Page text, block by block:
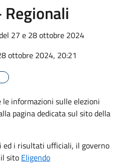
27 e 28 ottobre 2024
ottobre 2024, 20:21
informazioni sulle elezioni
pagina dedicata sul sito della
ed i risultati ufficiali, il governo
sito Eligendo